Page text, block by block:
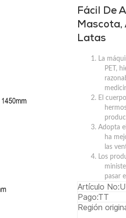
Fácil De
Mascota,
Latas
1. La
PET,
2. El
3. Adopta
ha
las
4. Los
pasar
Artículo No:
Pago:TT
Región